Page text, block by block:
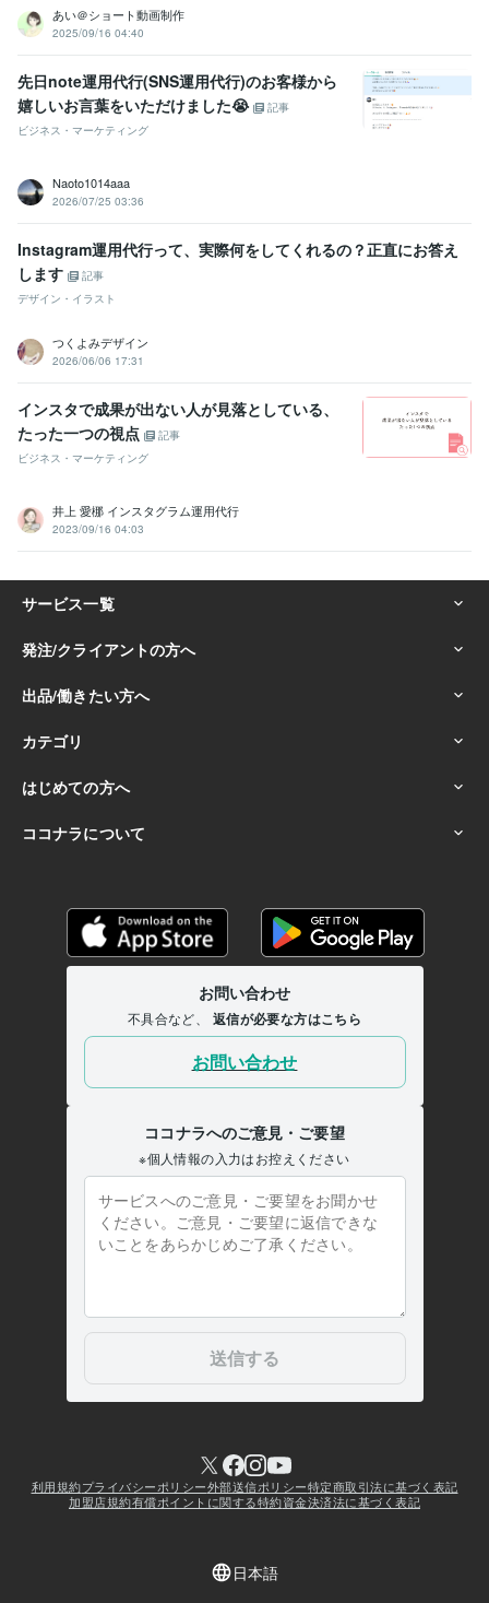
あい＠ショート動画制作
2025/09/16 04:40
先日note運用代行(SNS運用代行)のお客様から
嬉しいお言葉をいただけました😭
記事
ビジネス・マーケティング
Naoto1014aaa
2026/07/25 03:36
Instagram運用代行って、実際何をしてくれるの？正直にお答え
します
記事
デザイン・イラスト
つくよみデザイン
2026/06/06 17:31
インスタで成果が出ない人が見落としている、
たった一つの視点
記事
ビジネス・マーケティング
井上 愛梛 インスタグラム運用代行
2023/09/16 04:03